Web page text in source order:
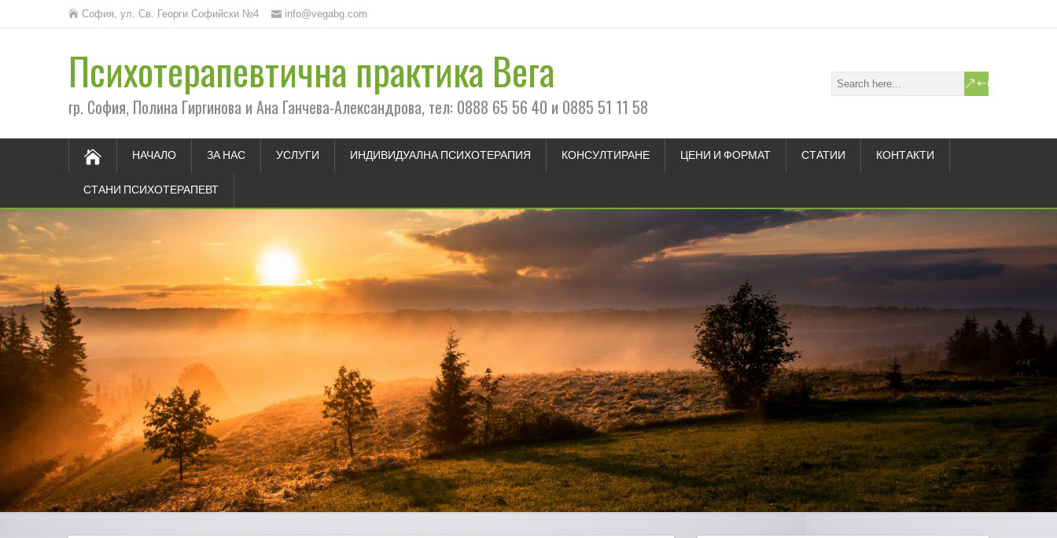
София, ул. Св. Георги Софийски №4 info@vegabg.com
Психотерапевтична практика Вега
гр. София, Полина Гиргинова и Ана Ганчева-Александрова, тел: 0888 65 56 40 и 0885 51 11 58
НАЧАЛО ЗА НАС УСЛУГИ ИНДИВИДУАЛНА ПСИХОТЕРАПИЯ КОНСУЛТИРАНЕ ЦЕНИ И ФОРМАТ СТАТИИ КОНТАКТИ
СТАНИ ПСИХОТЕРАПЕВТ